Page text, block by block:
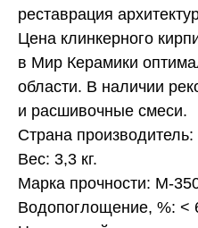
реставрация
Цена клинкерного
в Мир Керамики
области. В наличии
и расшивочные смеси.
Страна
Вес: 3,3 кг.
Марка прочности: М-
Водопоглощение, %: <